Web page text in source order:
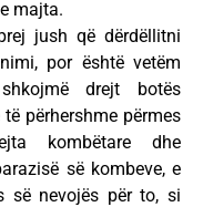
majta.
jush që dërdëllitni
por është vetëm
drejt botës
përhershme përmes
kombëtare dhe
së kombeve, e
së nevojës për to, si